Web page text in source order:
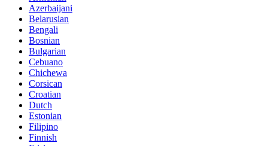
Azerbaijani
Belarusian
Bengali
Bosnian
Bulgarian
Cebuano
Chichewa
Corsican
Croatian
Dutch
Estonian
Filipino
Finnish